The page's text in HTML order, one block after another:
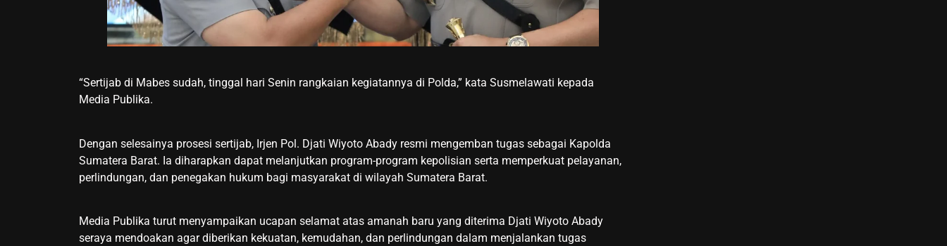
“Sertijab di Mabes sudah, tinggal hari Senin rangkaian kegiatannya di Polda,” kata Susmelawati kepada
Media Publika.
Dengan selesainya prosesi sertijab, Irjen Pol. Djati Wiyoto Abady resmi mengemban tugas sebagai Kapolda
Sumatera Barat. Ia diharapkan dapat melanjutkan program-program kepolisian serta memperkuat pelayanan,
perlindungan, dan penegakan hukum bagi masyarakat di wilayah Sumatera Barat.
Media Publika turut menyampaikan ucapan selamat atas amanah baru yang diterima Djati Wiyoto Abady
seraya mendoakan agar diberikan kekuatan, kemudahan, dan perlindungan dalam menjalankan tugas